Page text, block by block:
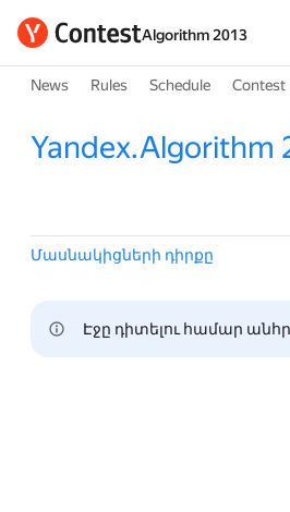
Algorithm 2013
News Rules Schedule Contest
Yandex.Algorithm
Մասնակիցների դիրքը
Էջը դիտելու համար